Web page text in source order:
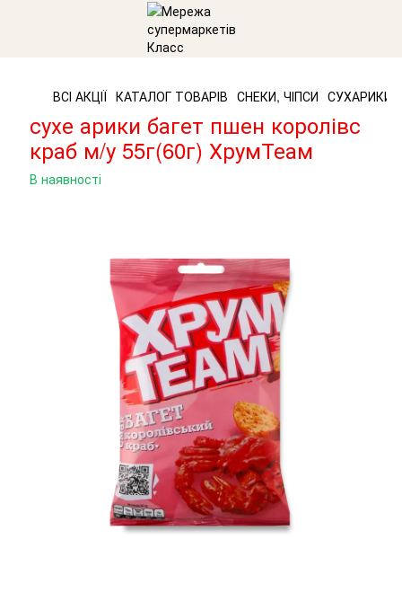
ВСІ АКЦІЇ КАТАЛОГ ТОВАРІВ СНЕКИ, ЧІПСИ СУХАРИКИ
сухе арики багет пшен королівс
краб м/у 55г(60г) ХрумТеам
В наявності